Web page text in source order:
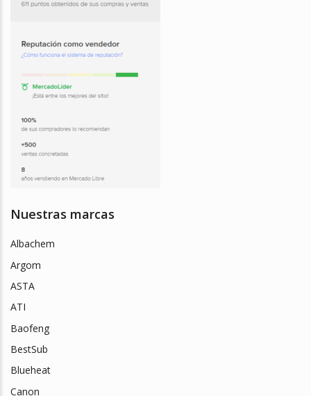
Nuestras marcas
Albachem
Argom
ASTA
ATI
Baofeng
BestSub
Blueheat
Canon